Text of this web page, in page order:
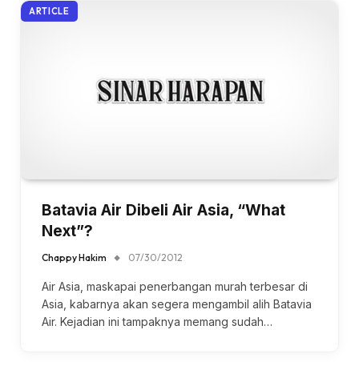
ARTICLE
Batavia Air Dibeli Air Asia, “What
Next”?
Chappy Hakim 07/30/2012
Air Asia, maskapai penerbangan murah terbesar di
Asia, kabarnya akan segera mengambil alih Batavia
Air. Kejadian ini tampaknya memang sudah…